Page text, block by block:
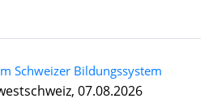
Schweizer Bildungssystem
07.08.2026